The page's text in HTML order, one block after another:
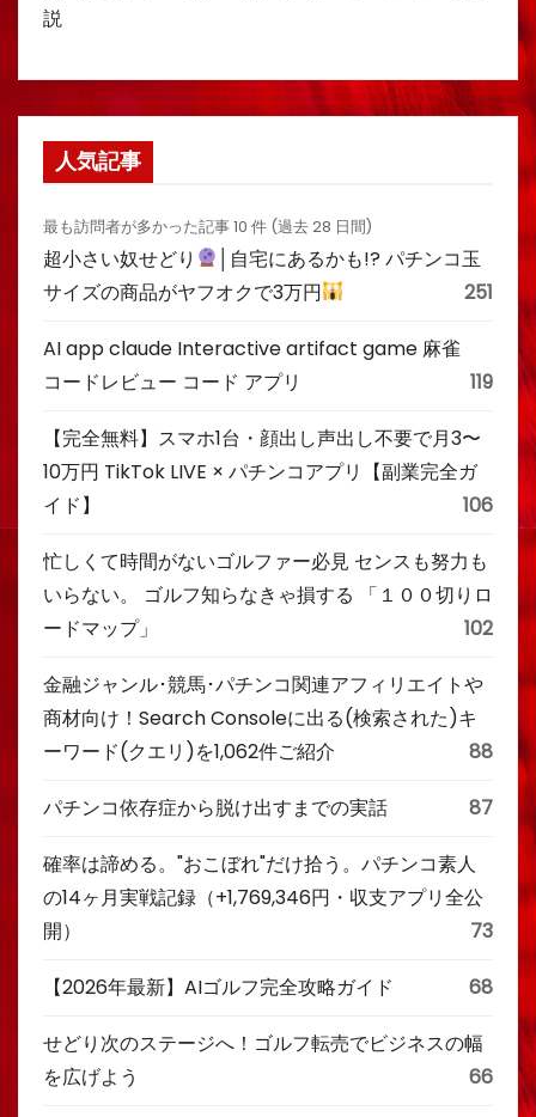
説
人気記事
最も訪問者が多かった記事 10 件 (過去 28 日間)
超小さい奴せどり
│自宅にあるかも!? パチンコ玉
サイズの商品がヤフオクで3万円
251
AI app claude Interactive artifact game 麻雀
コードレビュー コード アプリ
119
【完全無料】スマホ1台・顔出し声出し不要で月3〜
10万円 TikTok LIVE × パチンコアプリ【副業完全ガ
イド】
106
忙しくて時間がないゴルファー必見 センスも努力も
いらない。 ゴルフ知らなきゃ損する 「１００切りロ
ードマップ」
102
金融ジャンル･競馬･パチンコ関連アフィリエイトや
商材向け！Search Consoleに出る(検索された)キ
ーワード(クエリ)を1,062件ご紹介
88
パチンコ依存症から脱け出すまでの実話 87
確率は諦める。"おこぼれ"だけ拾う。パチンコ素人
の14ヶ月実戦記録（+1,769,346円・収支アプリ全公
開）
73
【2026年最新】AIゴルフ完全攻略ガイド 68
せどり次のステージへ！ゴルフ転売でビジネスの幅
を広げよう
66